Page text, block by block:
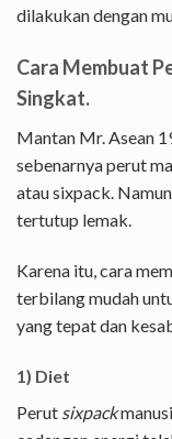
dilakukan dengan
Cara Membuat
Singkat.
Mantan Mr. Asean
sebenarnya perut
atau sixpack.
tertutup lemak.
Karena itu, cara
terbilang mudah
yang tepat dan
1) Diet
Perut sixpack